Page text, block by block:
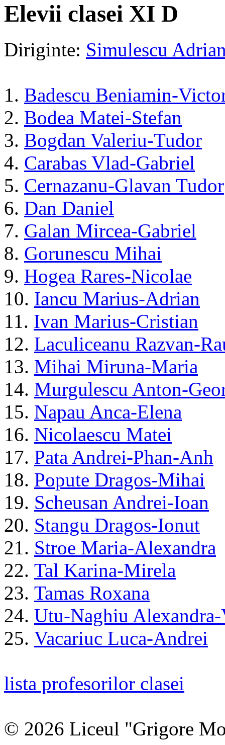
Elevii clasei XI D
Diriginte: Simulescu
1. Badescu Beniamin-
2. Bodea Matei-Stefan
3. Bogdan Valeriu-Tudor
4. Carabas Vlad-Gabriel
5. Cernazanu-Glavan Tudor
6. Dan Daniel
7. Galan Mircea-Gabriel
8. Gorunescu Mihai
9. Hogea Rares-Nicolae
10. Iancu Marius-Adrian
11. Ivan Marius-Cristian
12. Laculiceanu Razvan-
13. Mihai Miruna-Maria
14. Murgulescu Anton-
15. Napau Anca-Elena
16. Nicolaescu Matei
17. Pata Andrei-Phan-Anh
18. Popute Dragos-Mihai
19. Scheusan Andrei-Ioan
20. Stangu Dragos-Ionut
21. Stroe Maria-Alexandra
22. Tal Karina-Mirela
23. Tamas Roxana
24. Utu-Naghiu
25. Vacariuc Luca-Andrei
lista profesorilor clasei
© 2026 Liceul "Grigore